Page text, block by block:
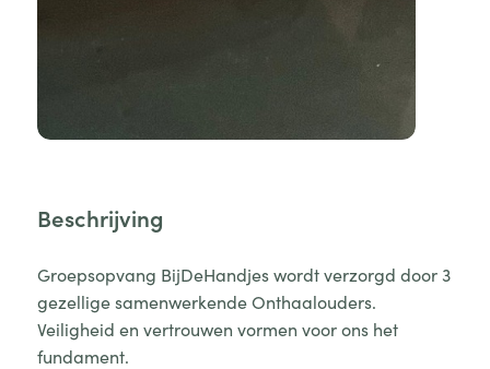
Beschrijving
Groepsopvang BijDeHandjes wordt verzorgd door 3
gezellige samenwerkende Onthaalouders.
Veiligheid en vertrouwen vormen voor ons het
fundament.